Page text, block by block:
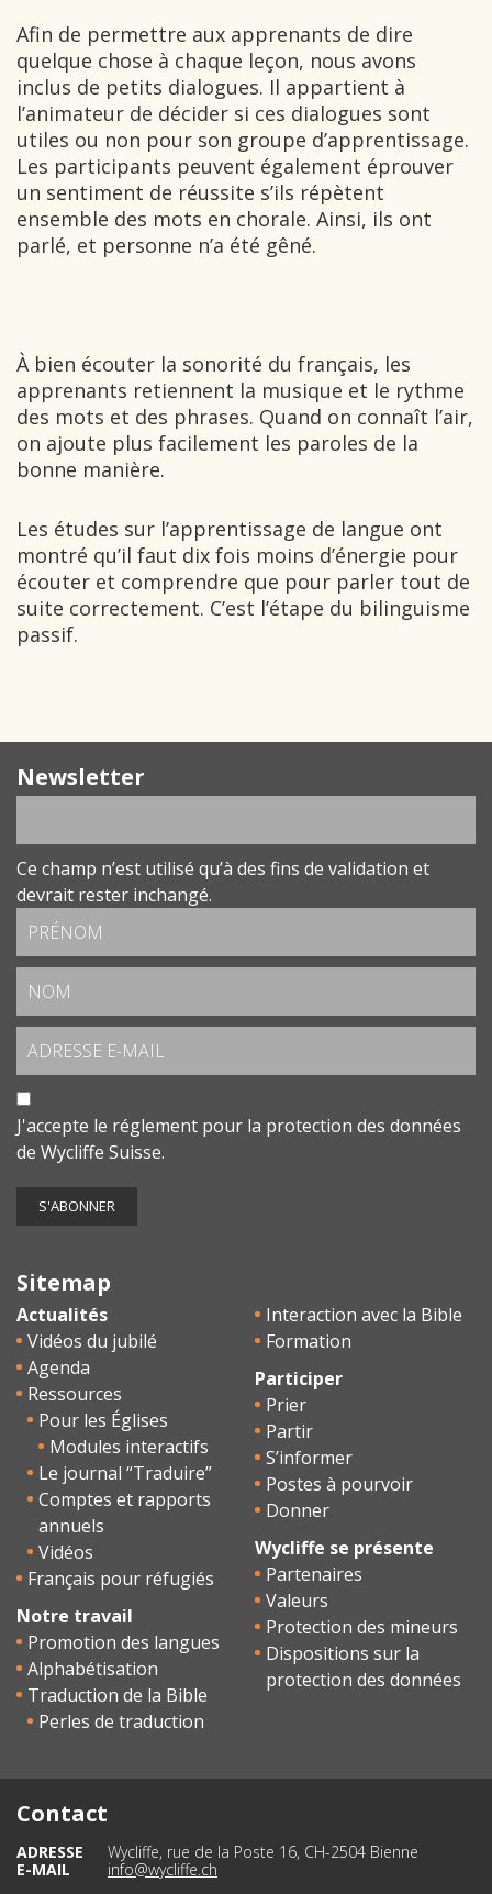
Afin de permettre aux apprenants de dire
quelque chose à chaque leçon, nous avons
inclus de petits dialogues. Il appartient à
l’animateur de décider si ces dialogues sont
utiles ou non pour son groupe d’apprentissage.
Les participants peuvent également éprouver
un sentiment de réussite s’ils répètent
ensemble des mots en chorale. Ainsi, ils ont
parlé, et personne n’a été gêné.
À bien écouter la sonorité du français, les
apprenants retiennent la musique et le rythme
des mots et des phrases. Quand on connaît l’air,
on ajoute plus facilement les paroles de la
bonne manière.
Les études sur l’apprentissage de langue ont
montré qu’il faut dix fois moins d’énergie pour
écouter et comprendre que pour parler tout de
suite correctement. C’est l’étape du bilinguisme
passif.
Newsletter
Ce champ n’est utilisé qu’à des fins de validation et
devrait rester inchangé.
J'accepte le réglement pour la protection des données
de Wycliffe Suisse.
Sitemap
Actualités
Vidéos du jubilé
Agenda
Ressources
Pour les Églises
Modules interactifs
Le journal “Traduire”
Comptes et rapports
annuels
Vidéos
Français pour réfugiés
Notre travail
Promotion des langues
Alphabétisation
Traduction de la Bible
Perles de traduction
Interaction avec la Bible
Formation
Participer
Prier
Partir
S’informer
Postes à pourvoir
Donner
Wycliffe se présente
Partenaires
Valeurs
Protection des mineurs
Dispositions sur la
protection des données
Contact
ADRESSE
Wycliffe, rue de la Poste 16, CH-2504 Bienne
E-MAIL
info@wycliffe.ch